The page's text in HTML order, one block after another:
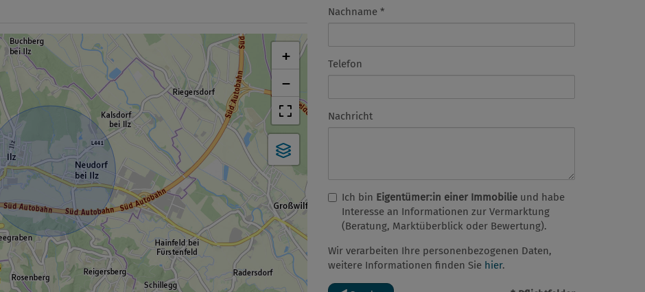
+
−
Nachname
Telefon
Nachricht
Ich bin Eigentümer:in einer Immobilie und habe
Interesse an Informationen zur Vermarktung
(Beratung, Marktüberblick oder Bewertung).
Wir verarbeiten Ihre personenbezogenen Daten,
weitere Informationen finden Sie hier.